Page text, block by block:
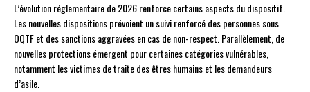
L’évolution réglementaire de 2026 renforce certains aspects du dispositif.
Les nouvelles dispositions prévoient un suivi renforcé des personnes sous
OQTF et des sanctions aggravées en cas de non-respect. Parallèlement, de
nouvelles protections émergent pour certaines catégories vulnérables,
notamment les victimes de traite des êtres humains et les demandeurs
d’asile.